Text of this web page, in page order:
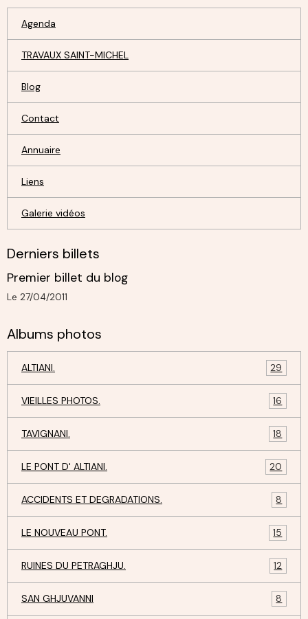
Agenda
TRAVAUX SAINT-MICHEL
Blog
Contact
Annuaire
Liens
Galerie vidéos
Derniers billets
Premier billet du blog
Le 27/04/2011
Albums photos
ALTIANI. 29
VIEILLES PHOTOS. 16
TAVIGNANI. 18
LE PONT D' ALTIANI. 20
ACCIDENTS ET DEGRADATIONS. 8
LE NOUVEAU PONT. 15
RUINES DU PETRAGHJU. 12
SAN GHJUVANNI 8